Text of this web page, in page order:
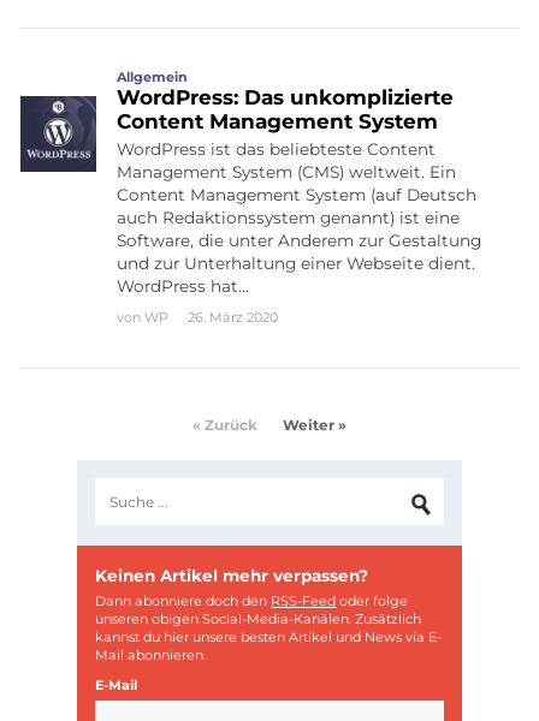
Allgemein
WordPress: Das unkomplizierte
Content Management System
WordPress ist das beliebteste Content
Management System (CMS) weltweit. Ein
Content Management System (auf Deutsch
auch Redaktionssystem genannt) ist eine
Software, die unter Anderem zur Gestaltung
und zur Unterhaltung einer Webseite dient.
WordPress hat…
vonWP 26. März 2020
« Zurück Weiter »
Keinen Artikel mehr verpassen?
Dann abonniere doch den RSS-Feed oder folge
unseren obigen Social-Media-Kanälen. Zusätzlich
kannst du hier unsere besten Artikel und News via E-
Mail abonnieren.
E-Mail